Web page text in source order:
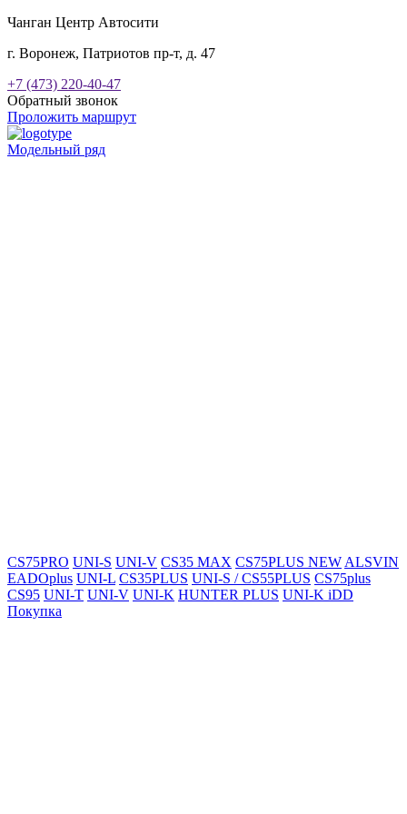
Чанган Центр Автосити
г. Воронеж, Патриотов пр-т, д. 47
+7 (473) 220-40-47
Обратный звонок
Проложить маршрут
Модельный ряд
CS75PRO UNI-S UNI-V CS35 MAX CS75PLUS NEW ALSVIN
EADOplus UNI-L CS35PLUS UNI-S / CS55PLUS CS75plus
CS95 UNI-T UNI-V UNI-K HUNTER PLUS UNI-K iDD
Покупка